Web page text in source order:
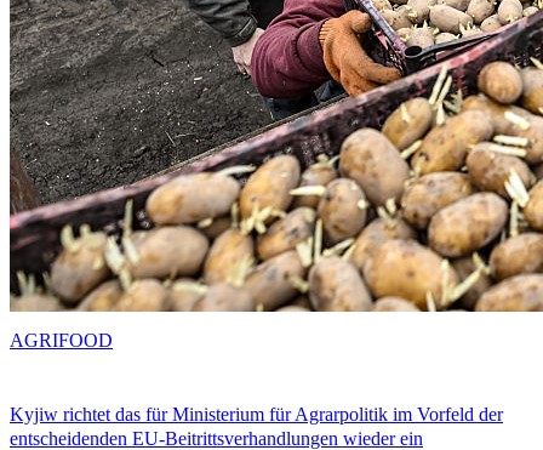
Kyjiw richtet das für Ministerium für Agrarpolitik im Vorfeld der
entscheidenden EU-Beitrittsverhandlungen wieder ein
AGRIFOOD